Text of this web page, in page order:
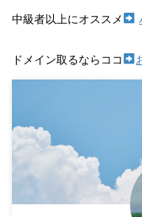
中級者以上にオススメ
ドメイン取るならココ